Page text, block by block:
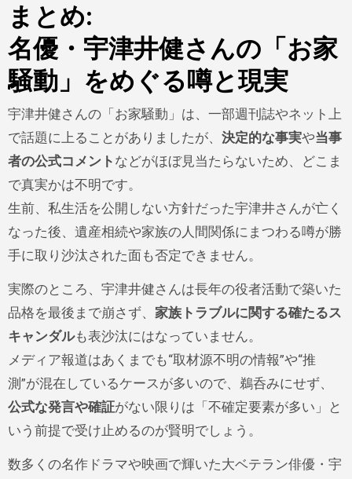
まとめ:
名優・宇津井健さんの「お家
騒動」をめぐる噂と現実
宇津井健さんの「お家騒動」は、一部週刊誌やネット上
で話題に上ることがありましたが、 決定的な事実や当事
者の公式コメント などがほぼ見当たらないため、どこま
で真実かは不明です。
生前、私生活を公開しない方針だった宇津井さんが亡く
なった後、遺産相続や家族の人間関係にまつわる噂が勝
手に取り沙汰された面も否定できません。
実際のところ、宇津井健さんは長年の役者活動で築いた
品格を最後まで崩さず、 家族トラブルに関する確たるス
キャンダルも表沙汰にはなっていません。
メディア報道はあくまでも“取材源不明の情報”や“推
測”が混在しているケースが多いので、鵜呑みにせず、
公式な発言や確証がない限りは「不確定要素が多い」と
いう前提で受け止めるのが賢明でしょう。
数多くの名作ドラマや映画で輝いた大ベテラン俳優・宇